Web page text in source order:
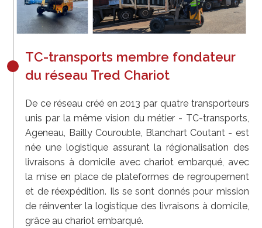
TC-transports membre fondateur
du réseau Tred Chariot
De ce réseau créé en 2013 par quatre transporteurs
unis par la même vision du métier - TC-transports,
Ageneau, Bailly Courouble, Blanchart Coutant - est
née une logistique assurant la régionalisation des
livraisons à domicile avec chariot embarqué, avec
la mise en place de plateformes de regroupement
et de réexpédition. Ils se sont donnés pour mission
de réinventer la logistique des livraisons à domicile,
grâce au chariot embarqué.